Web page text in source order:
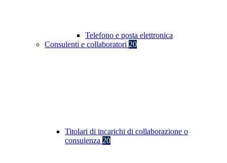
Telefono e posta elettronica
Consulenti e collaboratori 20
Titolari di incarichi di collaborazione o
consulenza 20